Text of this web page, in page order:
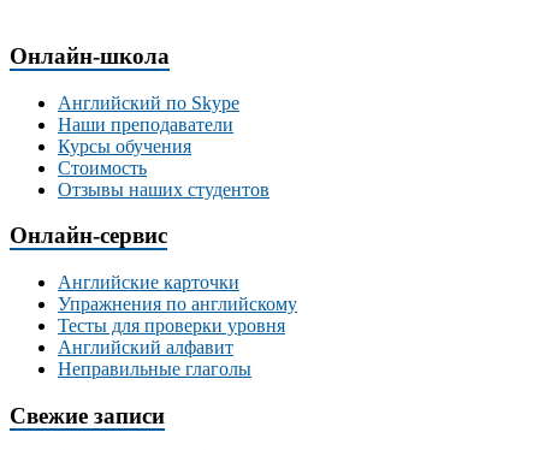
Онлайн-школа
Английский по Skype
Наши преподаватели
Курсы обучения
Стоимость
Отзывы наших студентов
Онлайн-сервис
Английские карточки
Упражнения по английскому
Тесты для проверки уровня
Английский алфавит
Неправильные глаголы
Свежие записи